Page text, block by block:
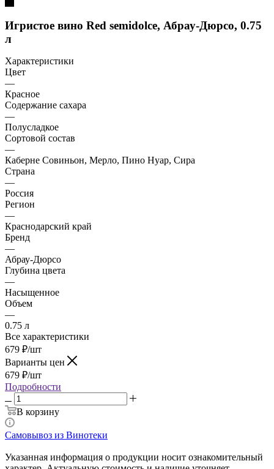
Игристое вино Red semidolce, Абрау-Дюрсо, 0.75
л
Характеристики
Цвет
—
Красное
Содержание сахара
—
Полусладкое
Сортовой состав
—
Каберне Совиньон, Мерло, Пино Нуар, Сира
Страна
—
Россия
Регион
—
Краснодарский край
Бренд
—
Абрау-Дюрсо
Глубина цвета
—
Насыщенное
Объем
—
0.75 л
Все характеристики
679 ₽/шт
Варианты цен
679 ₽/шт
Подробности
В корзину
Самовывоз из Винотеки
Указанная информация о продукции носит ознакомительный